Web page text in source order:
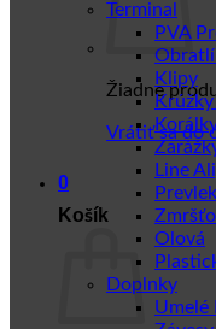
Žiadne
Vrátiť sa do
0
Košík
Terminal
PVA
Klipy
Line
Olová
Doplnky
Umelé